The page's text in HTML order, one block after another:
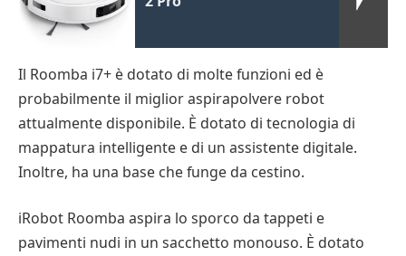
Il Roomba i7+ è dotato di molte funzioni ed è
probabilmente il miglior aspirapolvere robot
attualmente disponibile. È dotato di tecnologia di
mappatura intelligente e di un assistente digitale.
Inoltre, ha una base che funge da cestino.
iRobot Roomba aspira lo sporco da tappeti e
pavimenti nudi in un sacchetto monouso. È dotato